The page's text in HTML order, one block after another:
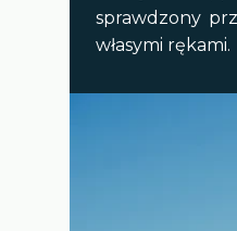
sprawdzony
własymi rękami.